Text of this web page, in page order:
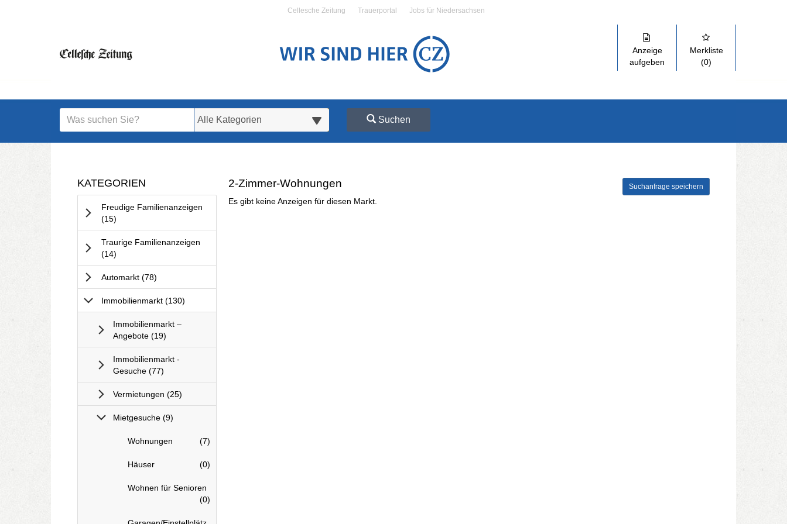
Startseite
Cellesche Zeitung Trauerportal Jobs für Niedersachsen
Anzeige
aufgeben
Merkliste
(0)
Suchen
Kategorien & Anzeigen Übersicht
KATEGORIEN
Bedienhinweis: Navigieren Sie mit Tab (Shift+Tab zurück). Drücken Sie die Eingabetaste, um Unterkategorien ein- oder auszuklappen und Links zu öffnen. Mit Pfeil rechts klappen Sie auf,
Freudige Familienanzeigen
(15Anzeigen
)
Traurige Familienanzeigen
(14Anzeigen
)
Automarkt (78Anzeigen
)
Immobilienmarkt (130Anzeigen
)
Immobilienmarkt –
Angebote (19Anzeigen
)
Immobilienmarkt -
Gesuche (77Anzeigen
)
Vermietungen (25Anzeigen
)
Mietgesuche (9Anzeigen
)
I
m
b
Wohnungen (7Anzeigen
)
I
m
Häuser (0Anzeigen
)
IWohnen für Senioren
(0Anzeigen
)
Rubrik:
2-Zimmer-Wohnungen Suchanfrage speichern
Es gibt keine Anzeigen für diesen Markt.